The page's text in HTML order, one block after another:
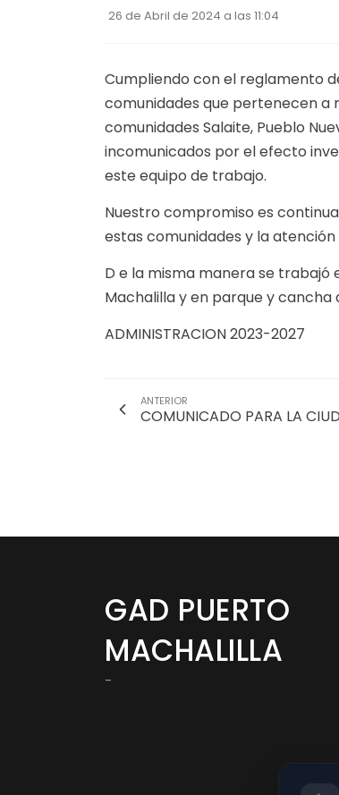
26 de Abril de 2024 a las 11:04
Cumpliendo con el reglamento
comunidades que pertenecen a
comunidades Salaite, Pueblo
incomunicados por el efecto
este equipo de trabajo.
Nuestro compromiso es
estas comunidades y la
D e la misma manera se trabajó
Machalilla y en parque y cancha
ADMINISTRACION 2023-2027
ANTERIOR
COMUNICADO PARA LA
GAD PUERTO
MACHALILLA
-